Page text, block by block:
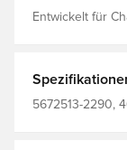
Entwickelt für
Negative Cut So verlängerst du die Lebensdauer des
Reusch-
5672513-2290,